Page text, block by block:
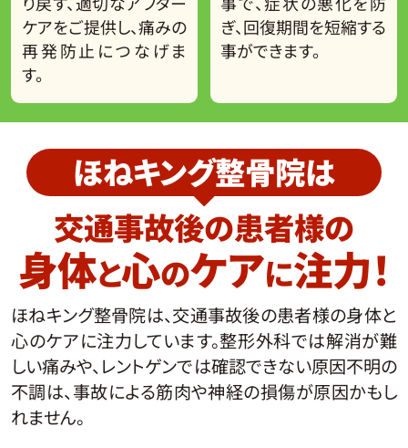
ケアをご提供し、痛みの
再発防止につなげま
す。
ぎ、回復期間を短縮する
事ができます。
ほねキング整骨院は
交通事故後の患者様の
身体と心のケアに注力！
ほねキング整骨院は、交通事故後の患者様の身体と
心のケアに注力しています。整形外科では解消が難
しい痛みや、レントゲンでは確認できない原因不明の
不調は、事故による筋肉や神経の損傷が原因かもし
れません。